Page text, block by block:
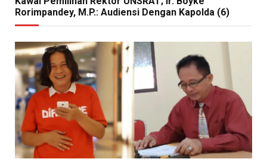
Rorimpandey, M.P.: Audiensi Dengan Kapolda (6)